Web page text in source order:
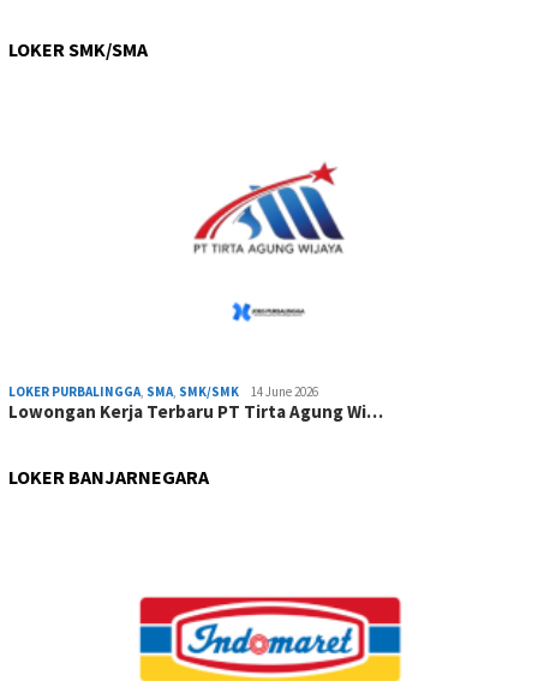
LOKER SMK/SMA
LOKER PURBALINGGA SMA SMK/SMK 14 June 2026
Lowongan Kerja Terbaru PT Tirta Agung Wi…
LOKER BANJARNEGARA